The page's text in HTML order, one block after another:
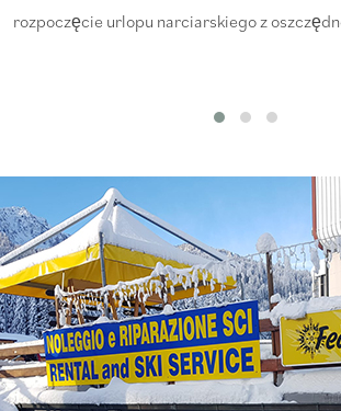
rozpoczęcie urlopu narciarskiego z